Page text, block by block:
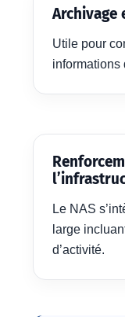
Archivage
Utile pour
informations
Le NAS
large
d’activité.